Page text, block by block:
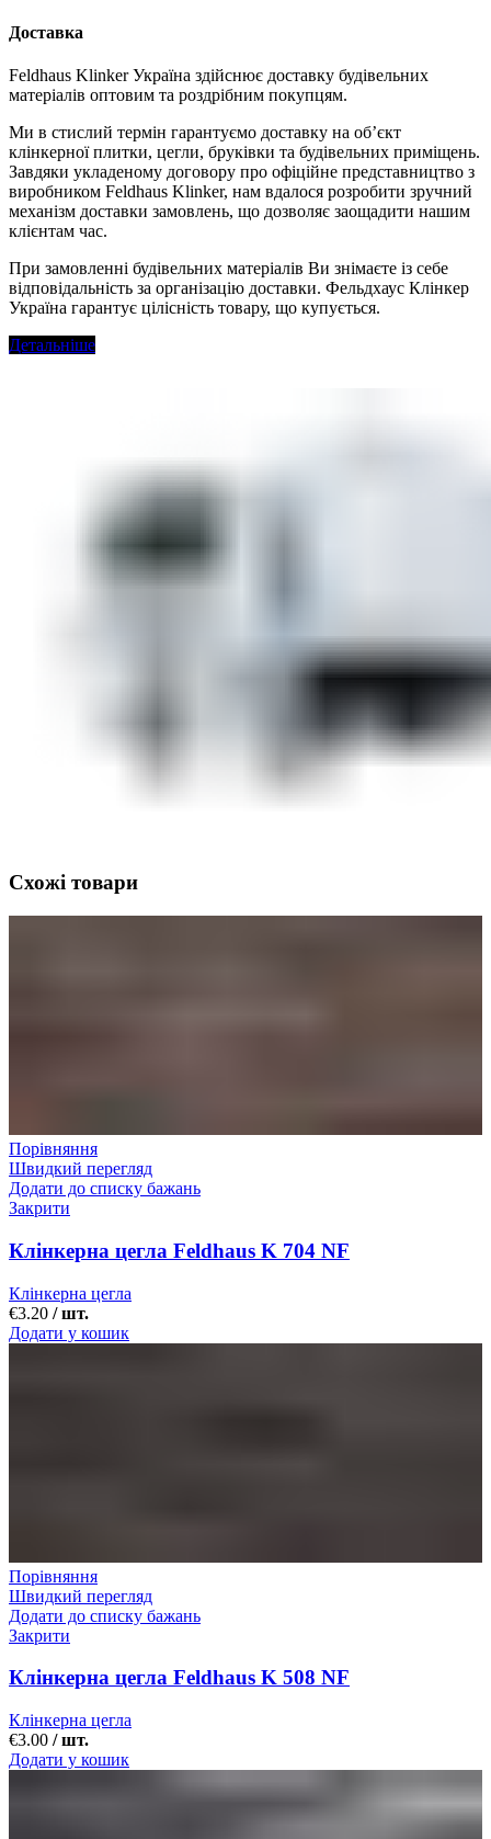
Доставка
Feldhaus Klinker Україна здійснює доставку будівельних
матеріалів оптовим та роздрібним покупцям.
Ми в стислий термін гарантуємо доставку на об’єкт
клінкерної плитки, цегли, бруківки та будівельних приміщень.
Завдяки укладеному договору про офіційне представництво з
виробником Feldhaus Klinker, нам вдалося розробити зручний
механізм доставки замовлень, що дозволяє заощадити нашим
клієнтам час.
При замовленні будівельних матеріалів Ви знімаєте із себе
відповідальність за організацію доставки. Фельдхаус Клінкер
Україна гарантує цілісність товару, що купується.
Детальніше
Схожі товари
Порівняння
Швидкий перегляд
Додати до списку бажань
Закрити
Клінкерна цегла Feldhaus K 704 NF
Клінкерна цегла
€3.20 / шт.
Додати у кошик
Порівняння
Швидкий перегляд
Додати до списку бажань
Закрити
Клінкерна цегла Feldhaus K 508 NF
Клінкерна цегла
€3.00 / шт.
Додати у кошик